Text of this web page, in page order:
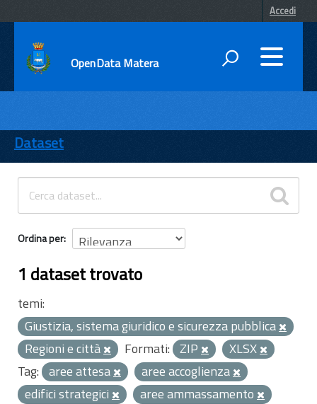
Accedi
OpenData Matera
ENTI
TEMI
INFORMAZIONI
Dataset
Ordina per
1 dataset trovato
temi:
Giustizia, sistema giuridico e sicurezza pubblica
Regioni e città
Formati: ZIP
XLSX
Tag: aree attesa
aree accoglienza
edifici strategici
aree ammassamento